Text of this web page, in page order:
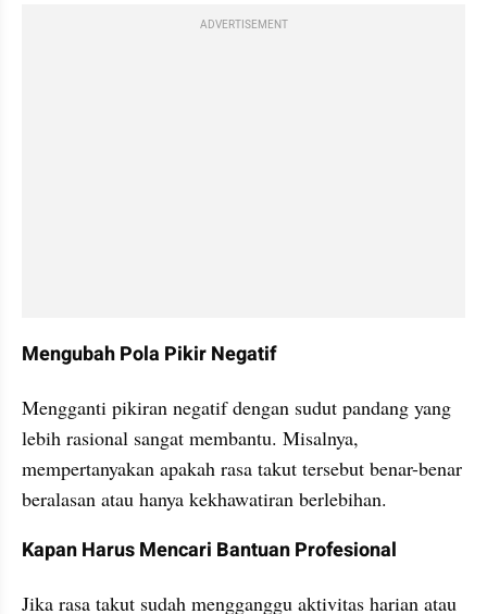
ADVERTISEMENT
Mengubah Pola Pikir Negatif
Mengganti pikiran negatif dengan sudut pandang yang
lebih rasional sangat membantu. Misalnya,
mempertanyakan apakah rasa takut tersebut benar-benar
beralasan atau hanya kekhawatiran berlebihan.
Kapan Harus Mencari Bantuan Profesional
Jika rasa takut sudah mengganggu aktivitas harian atau